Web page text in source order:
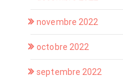
novembre 2022
octobre 2022
septembre 2022